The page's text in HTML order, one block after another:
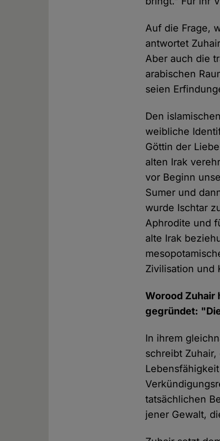
Auf die Frage,
antwortet
Aber auch die
arabischen
seien
Den
weibliche
Göttin der
alten Irak
vor Beginn
Sumer und
wurde Ischtar
Aphrodite und
alte Irak
Zivilisation und
Worood Zuhair
gegründet:
In ihrem
schreibt
tatsächlichen
jener Gewalt,